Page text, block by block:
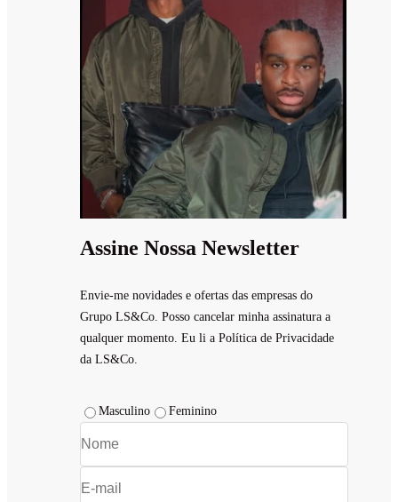
Assine Nossa Newsletter
Envie-me novidades e ofertas das empresas do
Grupo LS&Co. Posso cancelar minha assinatura a
qualquer momento. Eu li a Política de Privacidade
da LS&Co.
Masculino Feminino